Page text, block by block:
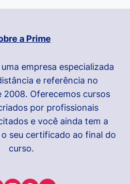
a Prime
empresa especializada
e referência no
2008. Oferecemos cursos
por profissionais
e você ainda tem a
seu certificado ao final do
curso.